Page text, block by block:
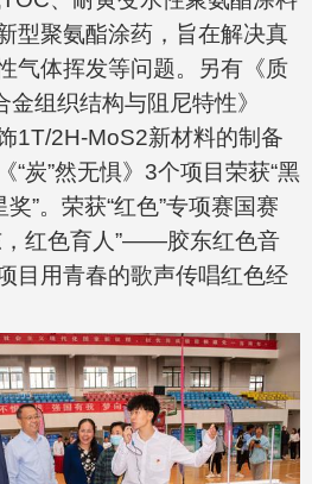
型聚氨酯涂药，旨在解决真
气体挥发等问题。另有《质
组织结构与阻尼特性》
1T/2H-MoS2新材料的制备
“炭”然无惧》3个项目荣获“黑
”。荣获“红色”专项赛国赛
，红色育人”——胶东红色音
目用青春的歌声传唱红色经